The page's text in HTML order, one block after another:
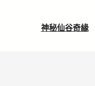
神秘仙谷奇緣